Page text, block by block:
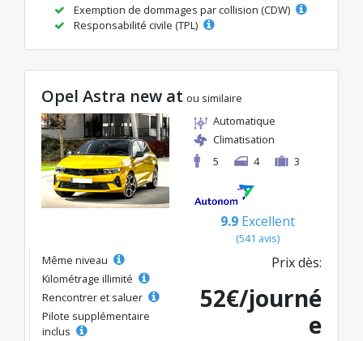
Exemption de dommages par collision (CDW)
Responsabilité civile (TPL)
Opel Astra new at ou similaire
Automatique
Climatisation
5
4 3
9.9 Excellent
(541 avis)
Même niveau
Kilométrage illimité
Rencontrer et saluer
Pilote supplémentaire
inclus
Prix dès:
52€/journé
e